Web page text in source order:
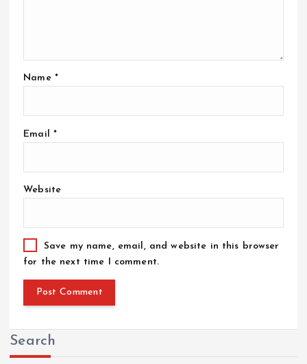
Name *
Email *
Website
Save my name, email, and website in this browser
for the next time I comment.
Search